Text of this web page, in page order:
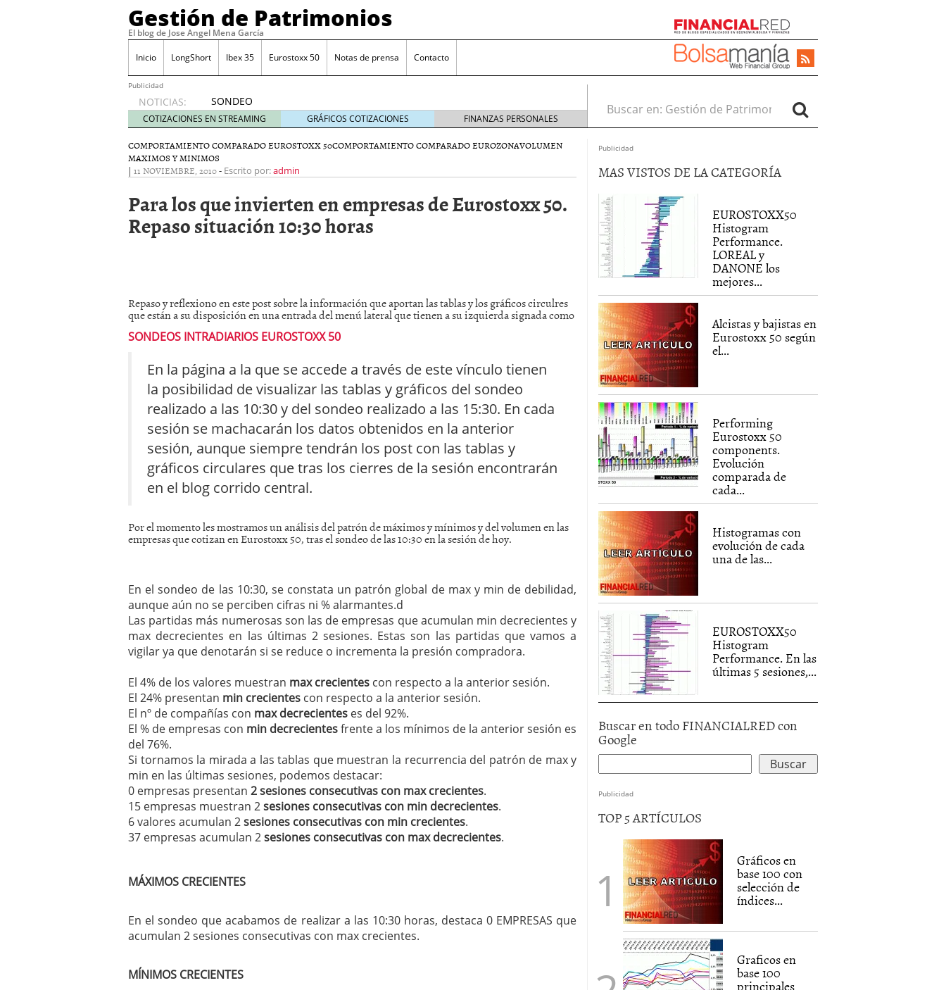
Gestión de Patrimonios
El blog de Jose Angel Mena García
Inicio LongShort Ibex 35 Eurostoxx 50 Notas de prensa Contacto
Publicidad
NOTICIAS:
SONDEO
IBEX35.
ACCESO
A LA
PLANTILLA
DE
LOS
VALORES
DE
SONDEO DIARIO IBEX35. Distancia de los valores de IBEX35 a m?ximos
anuales. Se constata progresivo alejamiento global de m?ximos anuales
mayo 28, 2013
Catalejo sobre IBEX35. SISM?METROS. Prosiguen a la baja desde el 13/mayo
CATALEJO SOBRE IBEX35. TERMOMETROS. Aún con recorrido a la baja para
alcanzar la zona de sobreventa y entonces si se podría apostar por un
rebote interesante
COTIZACIONES EN STREAMING GRÁFICOS COTIZACIONES FINANZAS PERSONALES
Buscar en:
COMPORTAMIENTO COMPARADO EUROSTOXX 50COMPORTAMIENTO COMPARADO EUROZONAVOLUMEN
MAXIMOS Y MINIMOS
| 11 NOVIEMBRE, 2010- Escrito por:admin
Para los que invierten en empresas de Eurostoxx 50.
Repaso situación 10:30 horas
Repaso y reflexiono en este post sobre la información que aportan las tablas y los gráficos circulres
que están a su disposición en una entrada del menú lateral que tienen a su izquierda signada como
SONDEOS INTRADIARIOS EUROSTOXX 50
En la página a la que se accede a través de este vínculo tienen
la posibilidad de visualizar las tablas y gráficos del sondeo
realizado a las 10:30 y del sondeo realizado a las 15:30. En cada
sesión se machacarán los datos obtenidos en la anterior
sesión, aunque siempre tendrán los post con las tablas y
gráficos circulares que tras los cierres de la sesión encontrarán
en el blog corrido central.
Por el momento les mostramos un análisis del patrón de máximos y mínimos y del volumen en las
empresas que cotizan en Eurostoxx 50, tras el sondeo de las 10:30 en la sesión de hoy.
En el sondeo de las 10:30, se constata un patrón global de max y min de debilidad,
aunque aún no se perciben cifras ni % alarmantes.d
Las partidas más numerosas son las de empresas que acumulan min decrecientes y
max decrecientes en las últimas 2 sesiones. Estas son las partidas que vamos a
vigilar ya que denotarán si se reduce o incrementa la presión compradora.
El 4% de los valores muestran max crecientes con respecto a la anterior sesión.
El 24% presentan min crecientes con respecto a la anterior sesión.
El nº de compañías con max decrecientes es del 92%.
El % de empresas con min decrecientesfrente a los mínimos de la anterior sesión es
del 76%.
Si tornamos la mirada a las tablas que muestran la recurrencia del patrón de max y
min en las últimas sesiones, podemos destacar:
0 empresas presentan 2 sesiones consecutivas con max crecientes.
15 empresas muestran 2sesiones consecutivas con min decrecientes.
6 valores acumulan 2sesiones consecutivas con min crecientes.
37 empresas acumulan 2sesiones consecutivas con max decrecientes.
MÁXIMOS CRECIENTES
En el sondeo que acabamos de realizar a las 10:30 horas, destaca 0 EMPRESAS que
acumulan 2 sesiones consecutivas con max crecientes.
MÍNIMOS CRECIENTES
Publicidad
MAS VISTOS DE LA CATEGORÍA
EUROSTOXX50
Histogram
Performance.
LOREAL y
DANONE los
mejores...
Alcistas y bajistas en
Eurostoxx 50 según
el...
Performing
Eurostoxx 50
components.
Evolución
comparada de
cada...
Histogramas con
evolución de cada
una de las...
EUROSTOXX50
Histogram
Performance. En las
últimas 5 sesiones,...
Buscar en todo FINANCIALRED con
Google
Publicidad
TOP 5 ARTÍCULOS
Gráficos en
base 100 con
selección de
índices...
Graficos en
base 100
principales